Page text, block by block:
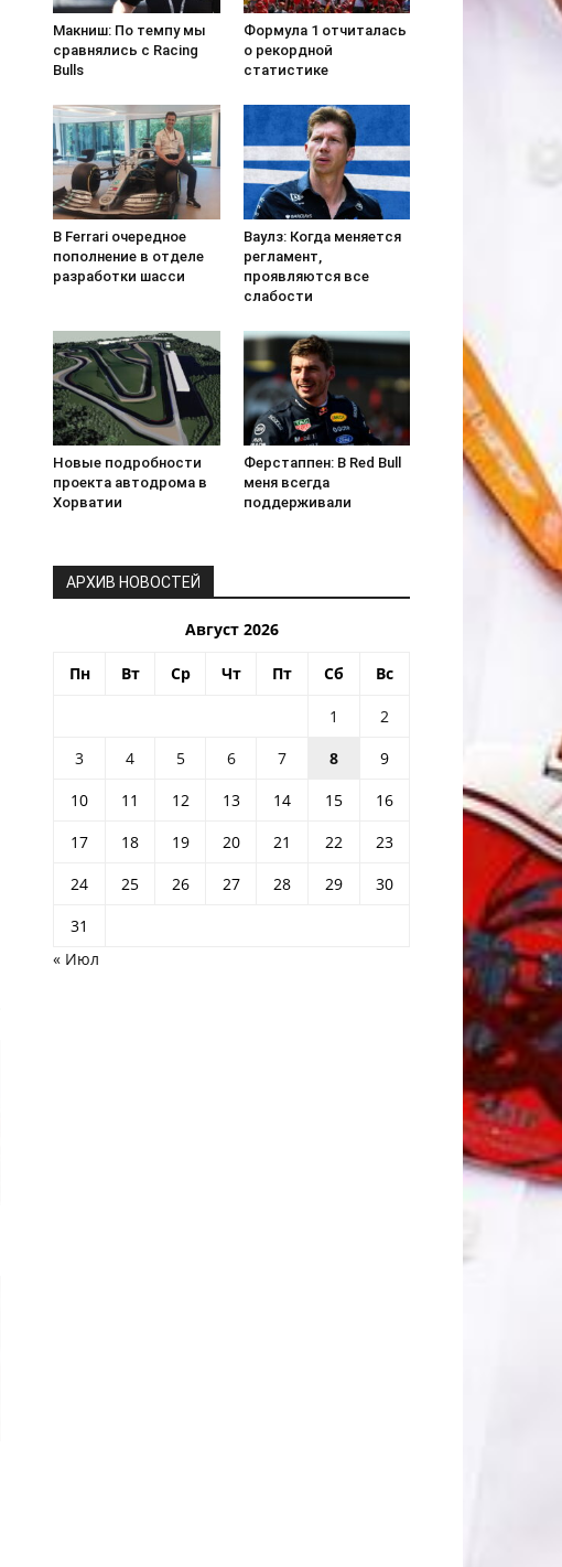
Макниш: По темпу мы
сравнялись с Racing
Bulls
Формула 1 отчиталась
о рекордной
статистике
В Ferrari очередное
пополнение в отделе
разработки шасси
Ваулз: Когда меняется
регламент,
проявляются все
слабости
Новые подробности
проекта автодрома в
Хорватии
Ферстаппен: В Red Bull
меня всегда
поддерживали
АРХИВ НОВОСТЕЙ
Август 2026
Пн Вт Ср Чт Пт Сб Вс
1
2
3
4 5 6 7 8
9
10
11 12 13 14 15
16
17
18 19 20 21 22
23
24
25 26 27 28 29
30
31
« Июл